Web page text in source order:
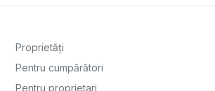
Proprietăți
Pentru cumpărători
Pentru proprietari